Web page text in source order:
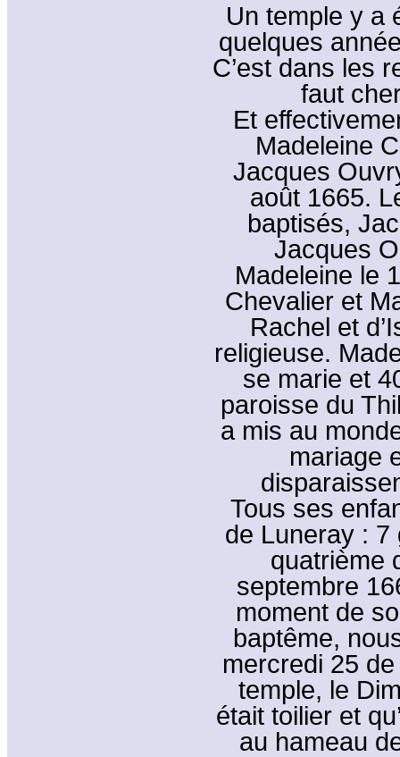
Un temple y a
quelques
C’est dans les
faut
Et
Madeleine
Jacques
août 1665.
baptisés,
Jacques
Madeleine le
Chevalier et
Rachel et
religieuse.
se marie et
paroisse du
a mis au
mariage
Tous ses
de Luneray : 7
quatrième
septembre
moment de
baptême,
mercredi 25
temple, le
était toilier et
au hameau